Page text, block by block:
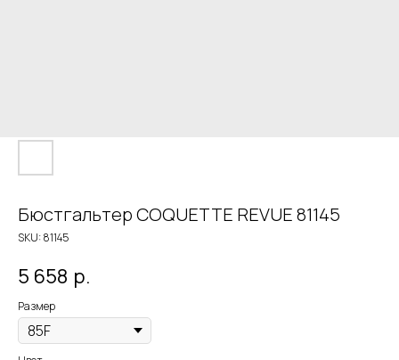
Бюстгальтер COQUETTE REVUE 81145
SKU:81145
5 658 р.
Размер